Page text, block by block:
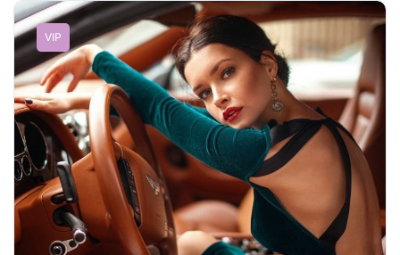
VIP